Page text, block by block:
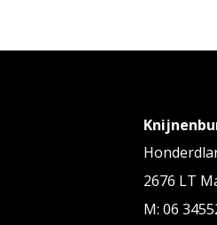
2676 LT
M: 06